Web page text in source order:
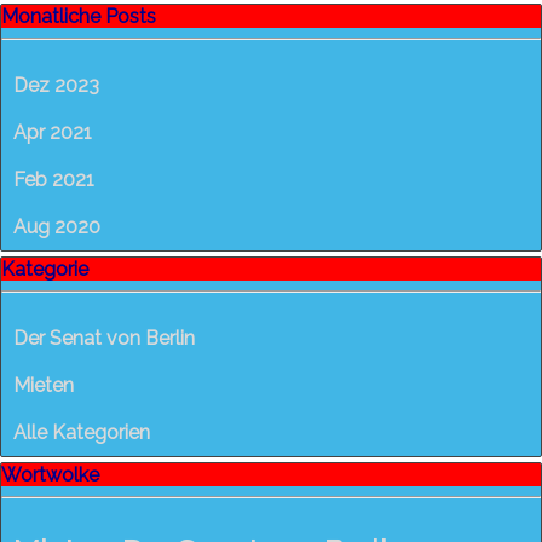
Block überspringen
Monatliche Posts
Monatliche Posts
Dez 2023
Apr 2021
Feb 2021
Aug 2020
Block überspringen
Kategorie
Kategorie
Der Senat von Berlin
Mieten
Alle Kategorien
Block überspringen
Wortwolke
Wortwolke